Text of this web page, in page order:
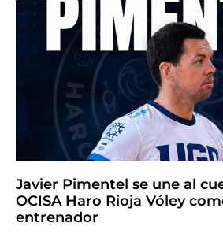
Javier Pimentel se une al
OCISA Haro Rioja Vóley
entrenador